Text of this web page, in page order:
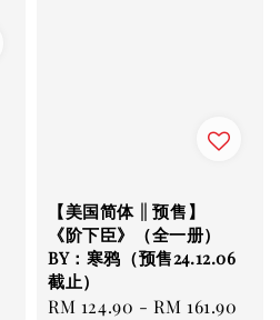
【美国简体 || 预售】
《阶下臣》（全一册）
BY：寒鸦（预售24.12.06
截止）
Regular
RM 124.90 -RM 161.90